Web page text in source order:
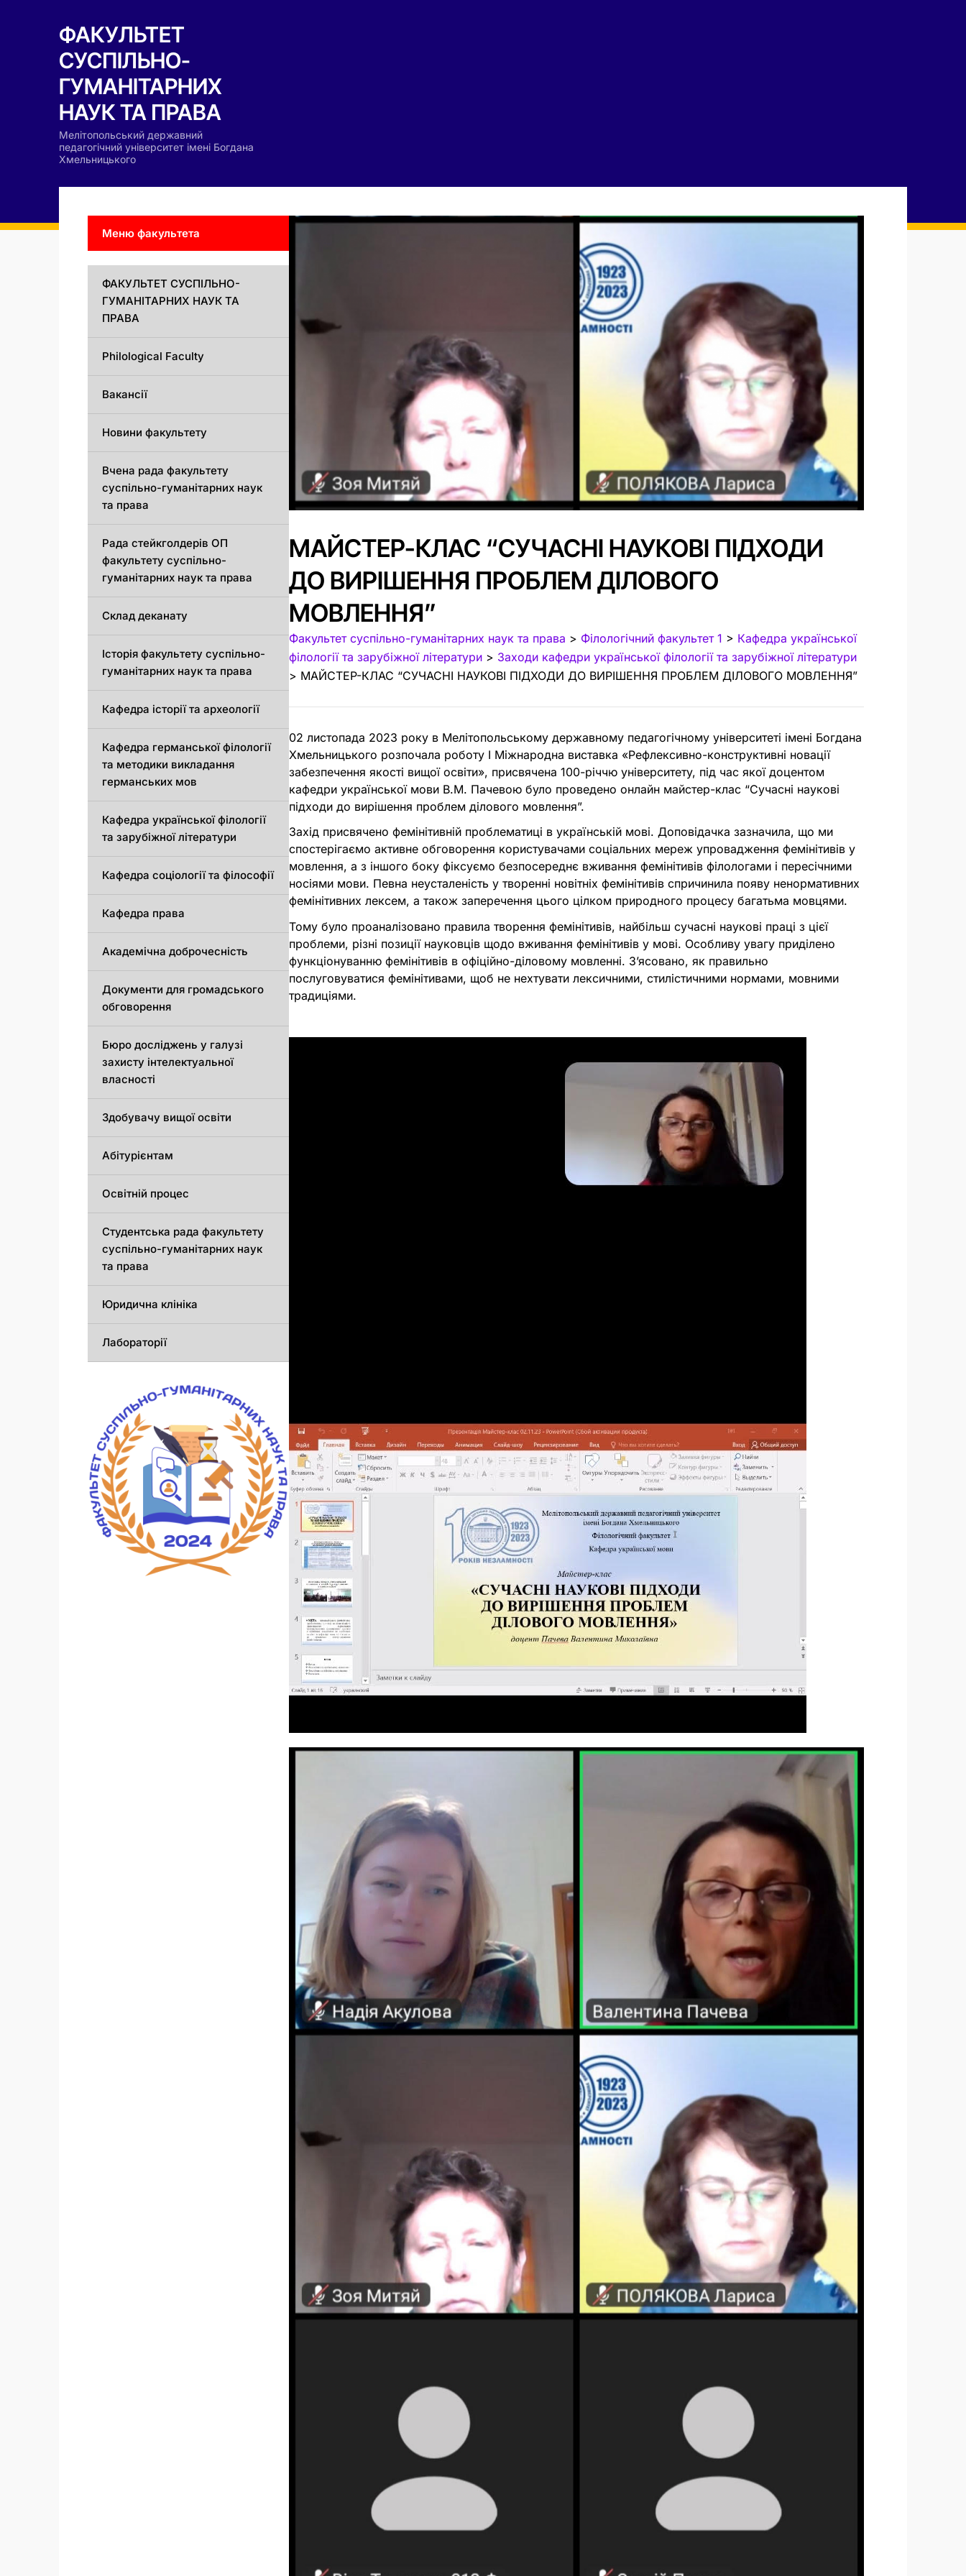
ФАКУЛЬТЕТ
СУСПІЛЬНО-
ГУМАНІТАРНИХ
НАУК ТА ПРАВА
Мелітопольський державний
педагогічний університет імені Богдана
Хмельницького
МАЙСТЕР-КЛАС “СУЧАСНІ НАУКОВІ ПІДХОДИ
ДО ВИРІШЕННЯ ПРОБЛЕМ ДІЛОВОГО
МОВЛЕННЯ”
Факультет суспільно-гуманітарних наук та права > Філологічний факультет 1 > Кафедра української
філології та зарубіжної літератури > Заходи кафедри української філології та зарубіжної літератури
> МАЙСТЕР-КЛАС “СУЧАСНІ НАУКОВІ ПІДХОДИ ДО ВИРІШЕННЯ ПРОБЛЕМ ДІЛОВОГО МОВЛЕННЯ”
02 листопада 2023 року в Мелітопольському державному педагогічному університеті імені Богдана
Хмельницького розпочала роботу І Міжнародна виставка «Рефлексивно-конструктивні новації
забезпечення якості вищої освіти», присвячена 100-річчю університету, під час якої доцентом
кафедри української мови В.М. Пачевою було проведено онлайн майстер-клас “Сучасні наукові
підходи до вирішення проблем ділового мовлення”.
Захід присвячено фемінітивній проблематиці в українській мові. Доповідачка зазначила, що ми
спостерігаємо активне обговорення користувачами соціальних мереж упровадження фемінітивів у
мовлення, а з іншого боку фіксуємо безпосереднє вживання фемінітивів філологами і пересічними
носіями мови. Певна неусталеність у творенні новітніх фемінітивів спричинила появу ненормативних
фемінітивних лексем, а також заперечення цього цілком природного процесу багатьма мовцями.
Тому було проаналізовано правила творення фемінітивів, найбільш сучасні наукові праці з цієї
проблеми, різні позиції науковців щодо вживання фемінітивів у мові. Особливу увагу приділено
функціонуванню фемінітивів в офіційно-діловому мовленні. З’ясовано, як правильно
послуговуватися фемінітивами, щоб не нехтувати лексичними, стилістичними нормами, мовними
традиціями.
Меню факультета
ФАКУЛЬТЕТ СУСПІЛЬНО-
ГУМАНІТАРНИХ НАУК ТА
ПРАВА
Philological Faculty
Вакансії
Новини факультету
Вчена рада факультету
суспільно-гуманітарних наук
та права
Рада стейкголдерів ОП
факультету суспільно-
гуманітарних наук та права
Склад деканату
Історія факультету суспільно-
гуманітарних наук та права
Кафедра історії та археології
Кафедрa германської філології
та методики викладання
германських мов
Кафедра української філології
та зарубіжної літератури
Кафедра соціології та філософії
Кафедра права
Академічна доброчесність
Документи для громадського
обговорення
Бюро досліджень у галузі
захисту інтелектуальної
власності
Здобувачу вищої освіти
Абітурієнтам
Освітній процес
Студентська рада факультету
суспільно-гуманітарних наук
та права
Юридична клініка
Лабораторії